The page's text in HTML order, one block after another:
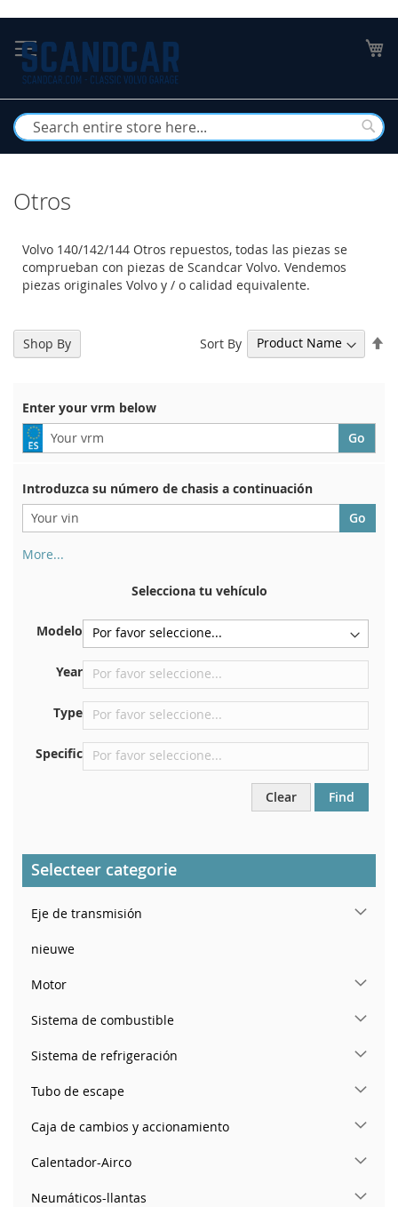
to
Content
Otros
Volvo 140/142/144 Otros repuestos, todas las piezas se
comprueban con piezas de Scandcar Volvo. Vendemos
piezas originales Volvo y / o calidad equivalente.
Sort By
Enter your vrm below
Introduzca su número de chasis a continuación
More...
certificado de registro. Y también en el coche.
En la placa inferior del asiento delantero derecho
Centrar contra el mamparo debajo del capó.
Justo en el compartimento del motor.
En el pilar de la puerta trasera derecha
Selecciona tu vehículo
Modelo
Year
Type
Specific
Clear Find
Selecteer categorie
Eje de transmisión
nieuwe
Motor
Sistema de combustible
Sistema de refrigeración
Tubo de escape
Caja de cambios y accionamiento
Calentador-Airco
Neumáticos-llantas
Shop By